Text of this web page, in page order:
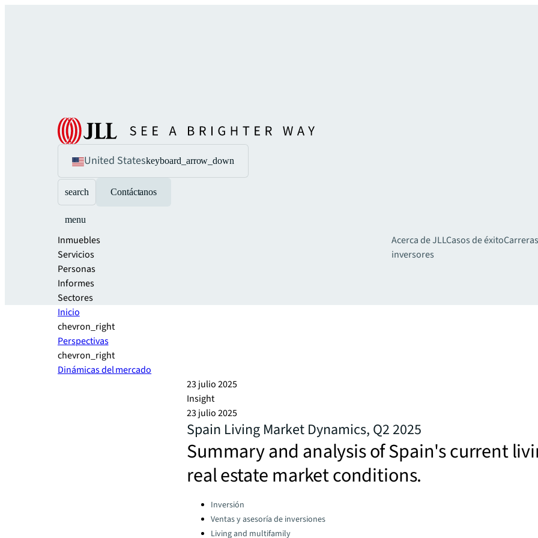
United Stateskeyboard_arrow_down
search Contáctanos
menu
Inmuebles
Servicios
Personas
Informes
Sectores
Acerca de JLLCasos de éxito
inversores
Inicio
chevron_right
Perspectivas
chevron_right
Dinámicas del mercado
23 julio 2025
Insight
23 julio 2025
Spain Living Market Dynamics, Q2 2025
Summary and analysis of Spain's current
real estate market conditions.
Categories:
Inversión
Ventas y asesoría de inversiones
Living and multifamily